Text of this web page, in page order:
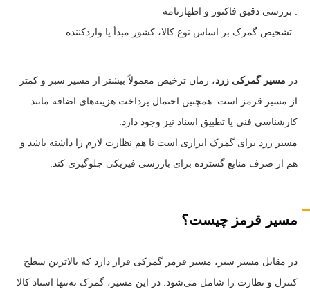
. بررسی دقیق فاکتور و اظهارنامه
. تشخیص گمرک بر اساس نوع کالا، کشور مبدأ یا واردکننده
در مسیر گمرکی زرد، زمان ترخیص معمولاً بیشتر از مسیر سبز و کمتر
از مسیر قرمز است. همچنین احتمال پرداخت هزینه‌های اضافه مانند
کارشناسی فنی یا تطبیق اسناد نیز وجود دارد.
مسیر زرد برای گمرک ابزاری است تا هم نظارت لازم را داشته باشد و
هم از صرف منابع گسترده برای بازرسی فیزیکی جلوگیری کند.
مسیر قرمز چیست؟
در مقابل مسیر سبز، مسیر قرمز گمرکی قرار دارد که بالاترین سطح
کنترل و نظارت را شامل می‌شود. در این مسیر، گمرک نه‌تنها اسناد کالا